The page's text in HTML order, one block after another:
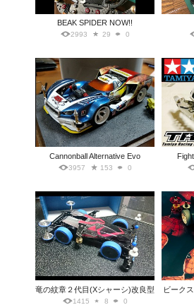
BEAK SPIDER NOW!!
2993 29 0
Cannonball Alternative Evo
3957 153 0
竜の紋章２代目(Xシャーシ)改良型
1415 8 0
ビーク